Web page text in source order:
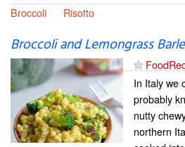
Broccoli
Risotto
Broccoli and Lemongrass
In Italy we
probably
nutty
northern